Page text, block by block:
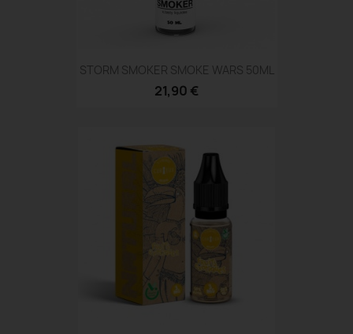
STORM SMOKER SMOKE WARS 50ML
21,90 €